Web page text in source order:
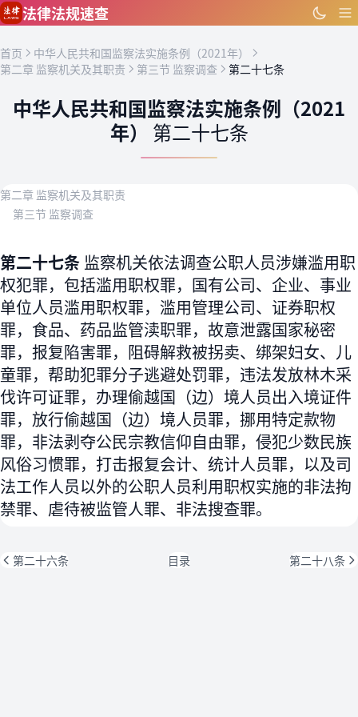
跳到主要内容
法律法规速查
首页
中华人民共和国监察法实施条例（2021年）
第二章 监察机关及其职责
第三节 监察调查 第二十七条
中华人民共和国监察法实施条例（2021
年） 第二十七条
第二章 监察机关及其职责
第三节 监察调查
第二十七条 监察机关依法调查公职人员涉嫌滥用职
权犯罪，包括滥用职权罪，国有公司、企业、事业
单位人员滥用职权罪，滥用管理公司、证券职权
罪，食品、药品监管渎职罪，故意泄露国家秘密
罪，报复陷害罪，阻碍解救被拐卖、绑架妇女、儿
童罪，帮助犯罪分子逃避处罚罪，违法发放林木采
伐许可证罪，办理偷越国（边）境人员出入境证件
罪，放行偷越国（边）境人员罪，挪用特定款物
罪，非法剥夺公民宗教信仰自由罪，侵犯少数民族
风俗习惯罪，打击报复会计、统计人员罪，以及司
法工作人员以外的公职人员利用职权实施的非法拘
禁罪、虐待被监管人罪、非法搜查罪。
第二十六条 目录 第二十八条